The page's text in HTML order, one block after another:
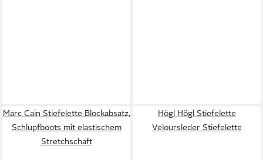
Marc Cain Stiefelette Blockabsatz,
Schlupfboots mit elastischem
Stretchschaft
Högl Högl Stiefelette
Veloursleder Stiefelette